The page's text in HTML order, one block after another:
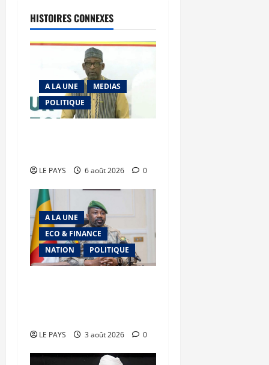
HISTOIRES CONNEXES
A LA UNE
MEDIAS
POLITIQUE
LE PAYS 6 août 2026 0
A LA UNE
ECO & FINANCE
NATION
POLITIQUE
LE PAYS 3 août 2026 0